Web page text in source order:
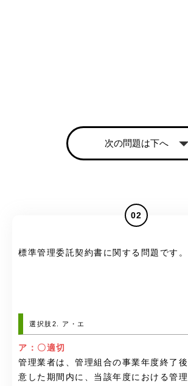
次の問題は下へ
02
標準管理委託契約書に関する問題です。
選択肢2. ア・エ
ア：〇適切
管理業者は、管理組合の事業年度終了
意した期間内に、当該年度における管